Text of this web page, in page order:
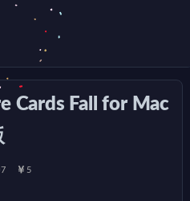
Cards Fall for Mac
5